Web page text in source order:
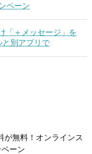
ペーン
「＋メッセージ」を
別アプリで
が無料！オンラインス
ーン